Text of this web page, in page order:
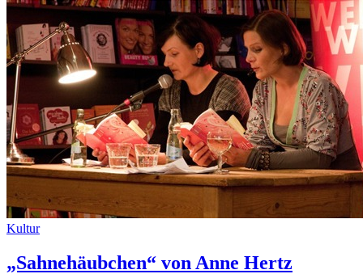
Kultur
„Sahnehäubchen“ von Anne Hertz